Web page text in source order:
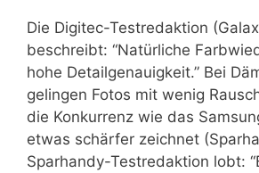
Die Digitec-Testredaktion
beschreibt: “Natürliche
hohe Detailgenauigkeit.” Bei
gelingen Fotos mit wenig
die Konkurrenz wie das
etwas schärfer zeichnet
Sparhandy-Testredaktion lobt: